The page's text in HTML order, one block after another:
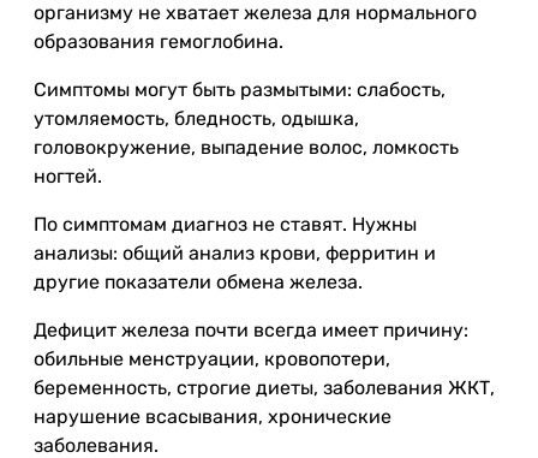
организму не хватает железа для нормального
образования гемоглобина.
Симптомы могут быть размытыми: слабость,
утомляемость, бледность, одышка,
головокружение, выпадение волос, ломкость
ногтей.
По симптомам диагноз не ставят. Нужны
анализы: общий анализ крови, ферритин и
другие показатели обмена железа.
Дефицит железа почти всегда имеет причину:
обильные менструации, кровопотери,
беременность, строгие диеты, заболевания ЖКТ,
нарушение всасывания, хронические
заболевания.